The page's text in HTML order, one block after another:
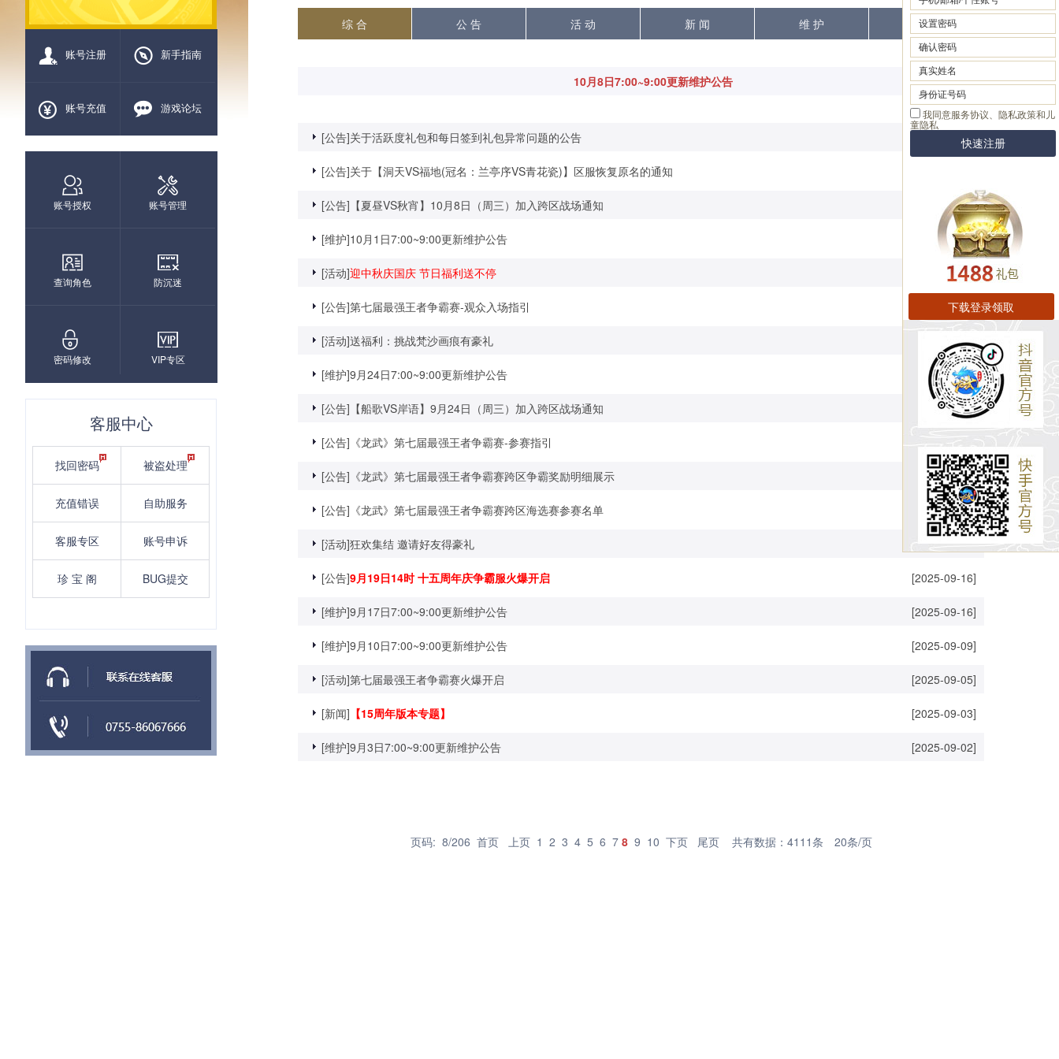
账号注册 新手指南
账号充值 游戏论坛
账号授权 账号管理
查询角色 防沉迷
密码修改 VIP专区
客服中心
找回密码 被盗处理
充值错误 自助服务
客服专区 账号申诉
珍 宝 阁 BUG提交
综 合 公 告 活 动 新 闻 维 护 热 点
10月8日7:00~9:00更新维护公告
[2025-10-05]
[公告]关于活跃度礼包和每日签到礼包异常问题的公告
[公告]关于【洞天VS福地(冠名：兰亭序VS青花瓷)】区服恢复原名的通知
[2025-10-03]
[公告] 【夏昼VS秋宵】10月8日（周三）加入跨区战场通知
[2025-09-30]
[维护]10月1日7:00~9:00更新维护公告
[2025-09-25]
[活动]迎中秋庆国庆 节日福利送不停
[2025-09-24]
[公告]第七届最强王者争霸赛-观众入场指引
[2025-09-24]
[活动]送福利：挑战梵沙画痕有豪礼
[2025-09-23]
[维护]9月24日7:00~9:00更新维护公告
[2025-09-19]
[公告] 【船歌VS岸语】9月24日（周三）加入跨区战场通知
[2025-09-17]
[公告] 《龙武》第七届最强王者争霸赛-参赛指引
[2025-09-17]
[公告] 《龙武》第七届最强王者争霸赛跨区争霸奖励明细展示
[2025-09-17]
[公告] 《龙武》第七届最强王者争霸赛跨区海选赛参赛名单
[2025-09-17]
[活动]狂欢集结 邀请好友得豪礼
[2025-09-16]
[公告]9月19日14时 十五周年庆争霸服火爆开启
[2025-09-16]
[维护]9月17日7:00~9:00更新维护公告
[2025-09-09]
[维护]9月10日7:00~9:00更新维护公告
[2025-09-05]
[活动]第七届最强王者争霸赛火爆开启
[2025-09-03]
[新闻] 【15周年版本专题】
[2025-09-02]
[维护]9月3日7:00~9:00更新维护公告
页码: 8/206 首页 上页 1 2 3 4 5 6 7 8 9 10 下页 尾页共有数据：4111条 20条/页
下载登录领取